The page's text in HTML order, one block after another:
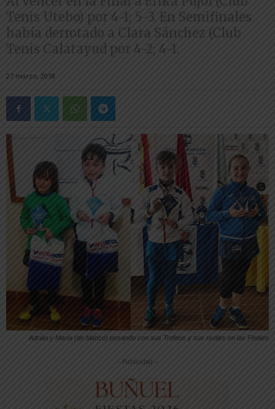
Tenis Utebo) por 4-1; 5-3. En Semifinales
había derrotado a Clara Sánchez (Club
Tenis Calatayud por 4-2; 4-1.
27 marzo, 2018
Adrián y María (de blanco) posando con sus Trofeos y sus rivales en las Finales
-- Publicidad --